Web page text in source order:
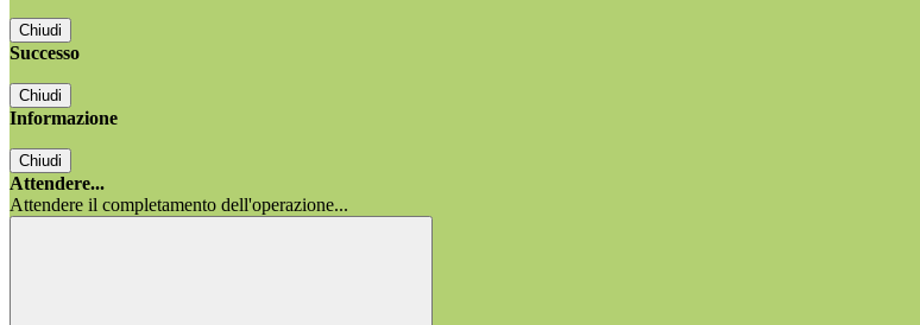
Chiudi
Successo
Chiudi
Informazione
Chiudi
Attendere...
Attendere il completamento dell'operazione...